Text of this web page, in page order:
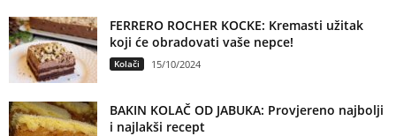
FERRERO ROCHER KOCKE: Kremasti užitak
koji će obradovati vaše nepce!
Kolači 15/10/2024
BAKIN KOLAČ OD JABUKA: Provjereno najbolji
i najlakši recept